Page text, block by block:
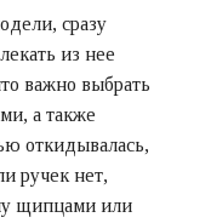
сразу
из нее
важно выбрать
а также
откидывалась,
ручек нет,
щипцами или